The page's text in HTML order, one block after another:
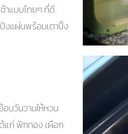
าแบบไทยๆ ที่ดี
งแผ่นพร้อมเตาปิ้ง
นวันวานให้หวน
แก่ ฟักทอง เผือก